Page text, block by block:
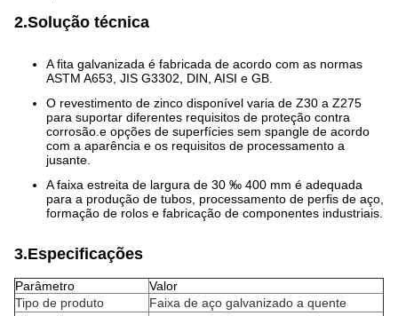
2.Solução técnica
A fita galvanizada é fabricada de acordo com as normas
ASTM A653, JIS G3302, DIN, AISI e GB.
O revestimento de zinco disponível varia de Z30 a Z275
para suportar diferentes requisitos de proteção contra
corrosão.e opções de superfícies sem spangle de acordo
com a aparência e os requisitos de processamento a
jusante.
A faixa estreita de largura de 30 ‰ 400 mm é adequada
para a produção de tubos, processamento de perfis de aço,
formação de rolos e fabricação de componentes industriais.
3.Especificações
Parâmetro
Valor
Tipo de produto
Faixa de aço galvanizado a quente